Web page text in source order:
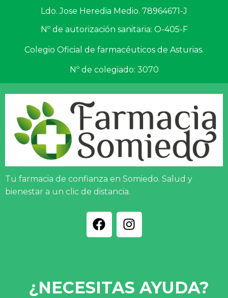
Ldo. Jose Heredia Medio. 78964671-J
Nº de autorización sanitaria: O-405-F
Colegio Oficial de farmacéuticos de Asturias.
Nº de colegiado: 3070
Tu farmacia de confianza en Somiedo. Salud y
bienestar a un clic de distancia.
¿NECESITAS AYUDA?